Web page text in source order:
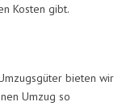
Kosten gibt.
bieten wir
Umzug so